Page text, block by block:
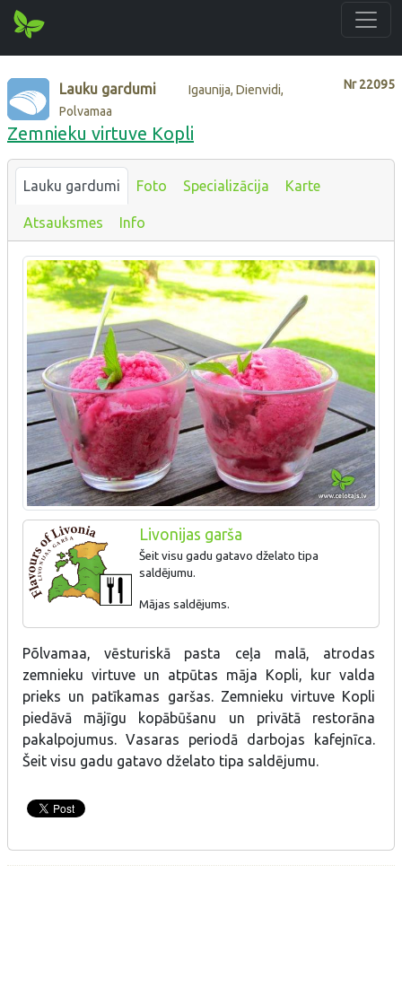
Nr22095
Lauku gardumi
Igaunija, Dienvidi,
Polvamaa
Zemnieku virtuve Kopli
Lauku gardumi Foto Specializācija Karte
Atsauksmes Info
Livonijas garša
Šeit visu gadu gatavo dželato tipa
saldējumu.
Mājas saldējums.
Põlvamaa, vēsturiskā pasta ceļa malā, atrodas
zemnieku virtuve un atpūtas māja Kopli, kur valda
prieks un patīkamas garšas. Zemnieku virtuve Kopli
piedāvā mājīgu kopābūšanu un privātā restorāna
pakalpojumus. Vasaras periodā darbojas kafejnīca.
Šeit visu gadu gatavo dželato tipa saldējumu.